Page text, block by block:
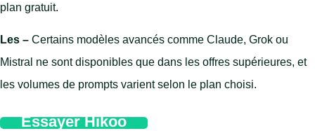
plan gratuit.
Les – Certains modèles avancés comme Claude, Grok ou
Mistral ne sont disponibles que dans les offres supérieures, et
les volumes de prompts varient selon le plan choisi.
Essayer Hikoo